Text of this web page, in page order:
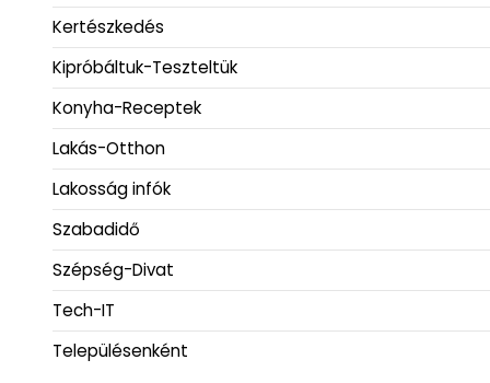
Kertészkedés
Kipróbáltuk-Teszteltük
Konyha-Receptek
Lakás-Otthon
Lakosság infók
Szabadidő
Szépség-Divat
Tech-IT
Településenként